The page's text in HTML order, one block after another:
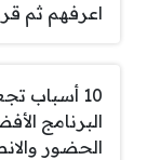
اعرفهم ثم
10 أسباب
البرنامج
الحضور